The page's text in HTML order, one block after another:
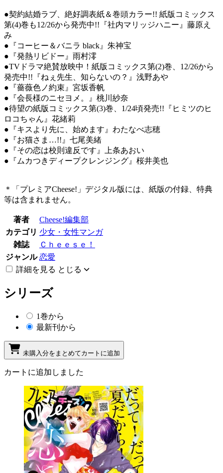
●契約結婚ラブ、絶好調表紙＆巻頭カラー!! 紙版コミックス
第(4)巻も12/26から発売中!!『社内マリッジハニー』藤原え
み
●『コーヒー＆バニラ black』朱神宝
●『発熱リビドー』雨村澪
●TVドラマ絶賛放映中！紙版コミックス第(2)巻、12/26から
発売中!!『ねぇ先生、知らないの？』浅野あや
●『薔薇色ノ約束』宮坂香帆
●『会長様のニセヨメ。』桃川紗奈
●待望の紙版コミックス第(3)巻、1/24頃発売!!『ヒミツのヒ
ロコちゃん』花緒莉
●『キスより先に、始めます』わたなべ志穂
●『お猫さま…!!』七尾美緒
●『その恋は校則違反です』上条あおい
●『ムカつきディープクレンジング』桜井美也
＊「プレミアCheese!」デジタル版には、紙版の付録、特典
等は含まれません。
著者
Cheese!編集部
カテゴリ 少女・女性マンガ
雑誌
Ｃｈｅｅｓｅ！
ジャンル 恋愛
詳細を見る とじる
シリーズ
1巻から
最新刊から
未購入分をまとめてカートに追加
カートに追加しました